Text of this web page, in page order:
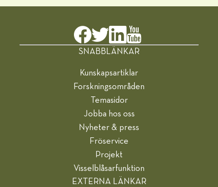
SNABBLÄNKAR
Kunskapsartiklar
Forskningsområden
Temasidor
Jobba hos oss
Nyheter & press
Fröservice
Projekt
Visselblåsarfunktion
EXTERNA LÄNKAR